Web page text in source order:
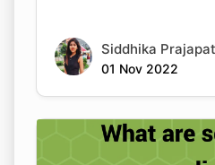
Siddhika
01 Nov 2022